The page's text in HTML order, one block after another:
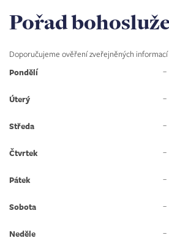
Pořad
Doporučujeme ověření zveřejněných
Pondělí
–
Úterý –
Středa –
Čtvrtek –
Pátek –
Sobota –
Neděle –